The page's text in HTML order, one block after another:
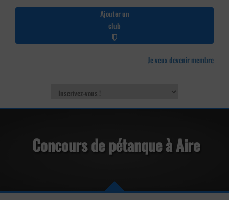
Ajouter un
club
Je veux devenir membre
Concours de pétanque à Aire